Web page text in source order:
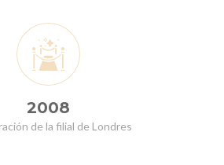
2008
de la filial de Londres